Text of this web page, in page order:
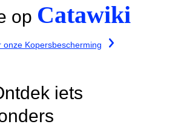
op Catawiki
Kopersbescherming
iets